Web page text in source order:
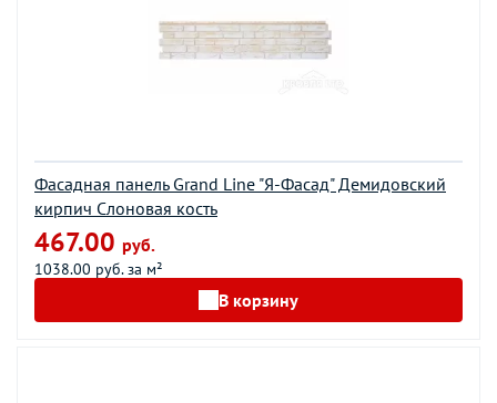
Фасадная панель Grand Line "Я-Фасад" Демидовский
кирпич Слоновая кость
467.00 руб.
1038.00 руб. за м²
В корзину